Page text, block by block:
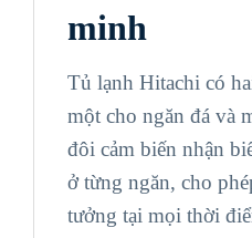
minh
Tủ lạnh Hitachi có
một cho ngăn đá và
đôi cảm biến nhận
ở từng ngăn, cho
tưởng tại mọi thời